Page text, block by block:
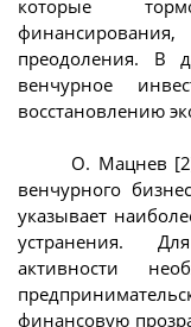
которые
преодоления. В
венчурное
восстановлению
О. Мацнев
венчурного
указывает
устранения.
активности
финансовую